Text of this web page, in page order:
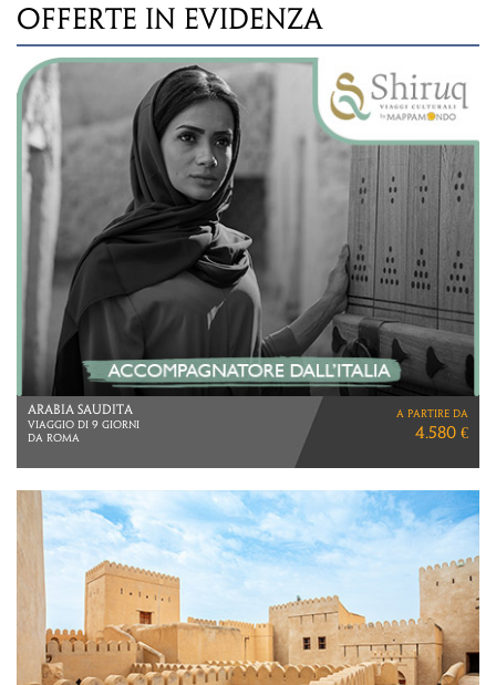
OFFERTE IN EVIDENZA
MAURITIUS
7 NOTTI
MEZZA PENSIONE
a partire da
2.070 €